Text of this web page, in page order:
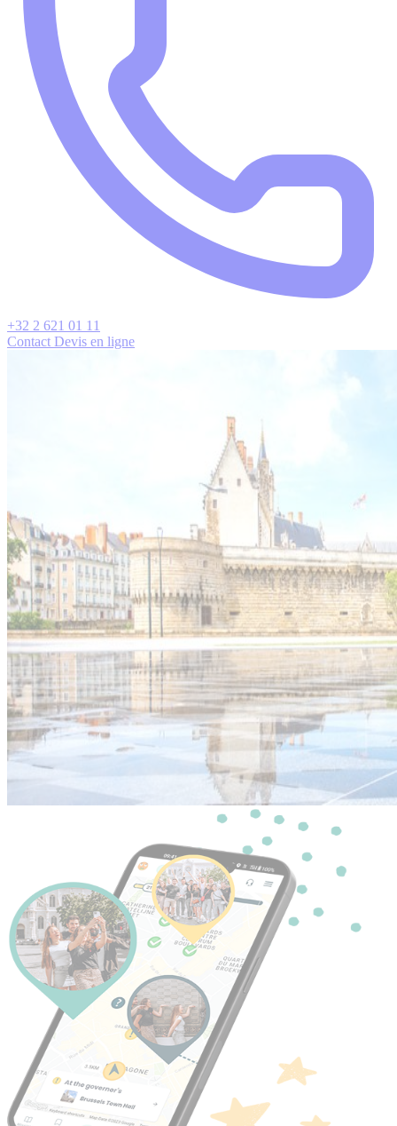
+32 2 621 01 11
Contact Devis en ligne